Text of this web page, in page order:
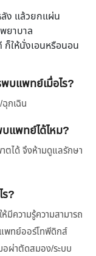
ลัง แล้วยกแผ่น
ยาบาล
ก็ให้นั่งเอนหรือนอน
บแพทย์เมื่อไร?
กเฉิน
แพทย์ได้ไหม?
ตได้ จึงห้ามดูแลรักษา
?
มีความรู้ความสามารถ
พทย์ออร์โทพีดิกส์
ผ่าตัดสมอง/ระบบ